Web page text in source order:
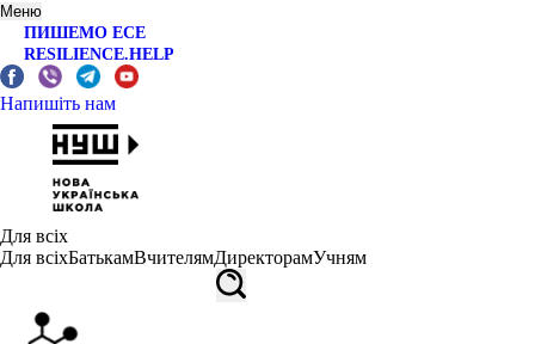
Меню
ПИШЕМО ЕСЕ
RESILIENCE.HELP
Напишіть нам
Для всіх
Для всіхБатькамВчителямДиректорамУчням